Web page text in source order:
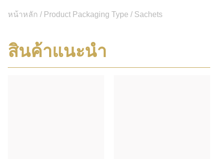
หน้าหลัก / Product Packaging Type / Sachets
สินค้าแนะนำ